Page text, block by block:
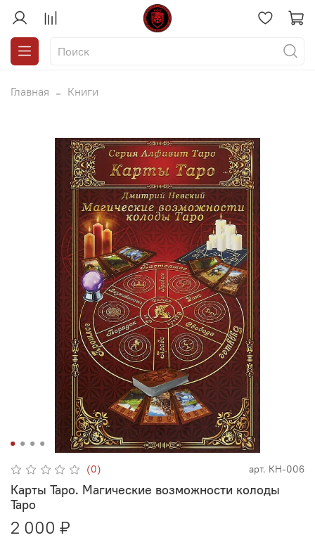
Главная Книги
(0) арт. КН-006
Карты Таро. Магические возможности колоды
Таро
2 000 ₽